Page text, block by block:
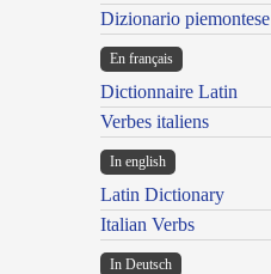
Dizionario piemontese
En français
Dictionnaire Latin
Verbes italiens
In english
Latin Dictionary
Italian Verbs
In Deutsch